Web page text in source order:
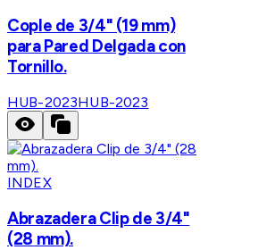
Cople de 3/4" (19 mm)
para Pared Delgada con
Tornillo.
HUB-2023HUB-2023
INDEX
Abrazadera Clip de 3/4"
(28 mm).